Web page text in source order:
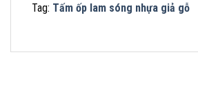
Tag: Tấm ốp lam sóng nhựa giả gỗ